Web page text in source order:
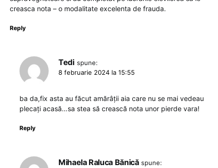
creasca nota – o modalitate excelenta de frauda.
Reply
Tedi spune:
8 februarie 2024 la 15:55
ba da,fix asta au făcut amărâții aia care nu se mai vedeau
plecați acasă…sa stea să crească nota unor pierde vara!
Reply
Mihaela Raluca Bănică spune: